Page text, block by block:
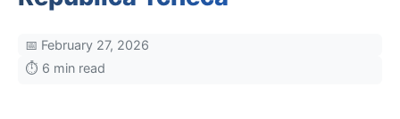
📅 February 27, 2026
⏱️ 6 min read